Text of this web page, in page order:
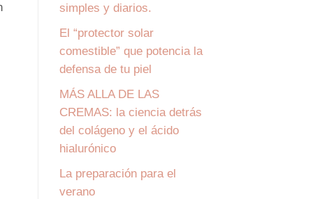
simples y diarios.
El “protector solar
comestible” que potencia la
defensa de tu piel
MÁS ALLA DE LAS
CREMAS: la ciencia detrás
del colágeno y el ácido
hialurónico
La preparación para el
verano